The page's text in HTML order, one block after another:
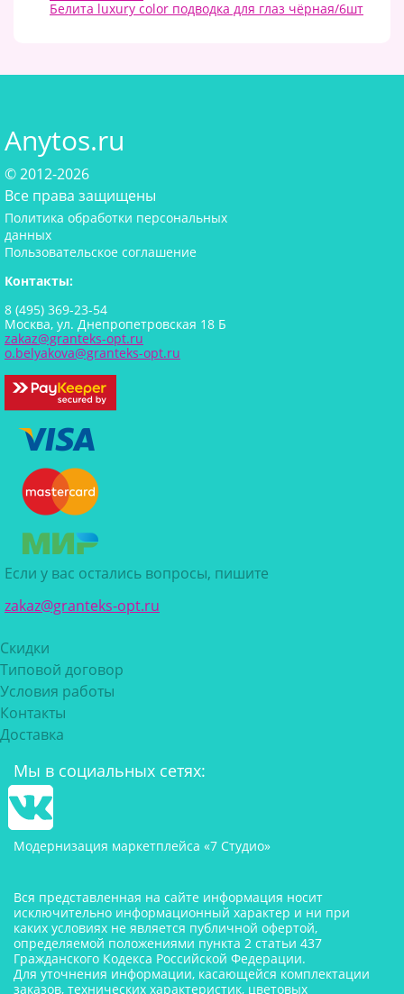
Белита luxury color подводка для глаз чёрная/6шт
Anytos.ru
© 2012-2026
Все права защищены
Политика обработки персональных
данных
Пользовательское соглашение
Контакты:
8 (495) 369-23-54
Москва, ул. Днепропетровская 18 Б
zakaz@granteks-opt.ru
o.belyakova@granteks-opt.ru
Если у вас остались вопросы, пишите
zakaz@granteks-opt.ru
Скидки
Типовой договор
Условия работы
Контакты
Доставка
Мы в социальных сетях:
Модернизация маркетплейса «7 Студио»
Вся представленная на сайте информация носит
исключительно информационный характер и ни при
каких условиях не является публичной офертой,
определяемой положениями пункта 2 статьи 437
Гражданского Кодекса Российской Федерации.
Для уточнения информации, касающейся комплектации
заказов, технических характеристик, цветовых